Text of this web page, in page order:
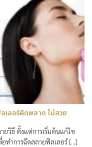
เลอร์ผิดพลาด ไม่สวย
วิธี ตั้งแต่การเริ่มต้นแก้ไข
ทำการฉีดสลายฟิลเลอร์ [...]